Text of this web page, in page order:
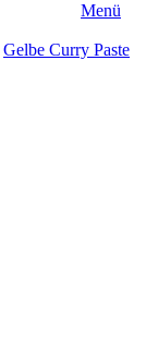
Menü
Gelbe Curry Paste